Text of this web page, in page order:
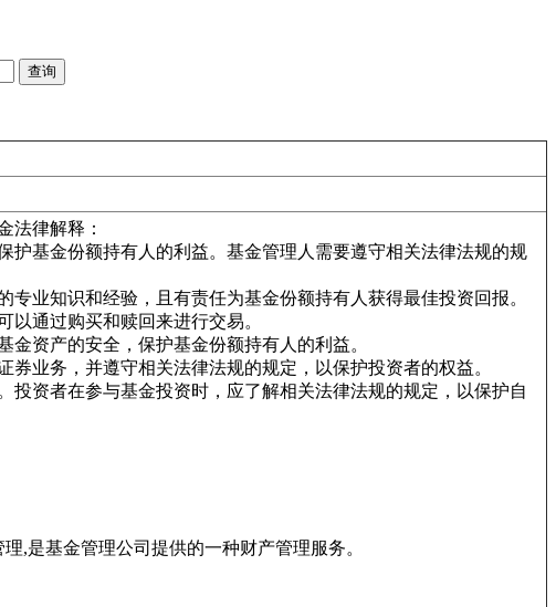
法律解释：
护基金份额持有人的利益。基金管理人需要遵守相关法律法规的规
业知识和经验，且有责任为基金份额持有人获得最佳投资回报。
通过购买和赎回来进行交易。
资产的安全，保护基金份额持有人的利益。
业务，并遵守相关法律法规的规定，以保护投资者的权益。
资者在参与基金投资时，应了解相关法律法规的规定，以保护自
,是基金管理公司提供的一种财产管理服务。